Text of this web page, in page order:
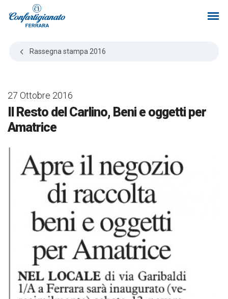
Rassegna stampa 2016
27 Ottobre 2016
Il Resto del Carlino, Beni e oggetti per
Amatrice